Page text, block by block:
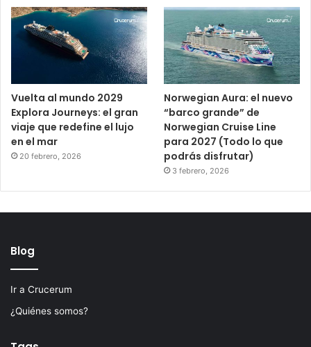
Vuelta al mundo 2029
Explora Journeys: el gran
viaje que redefine el lujo
en el mar
20 febrero, 2026
Norwegian Aura: el nuevo
“barco grande” de
Norwegian Cruise Line
para 2027 (Todo lo que
podrás disfrutar)
3 febrero, 2026
Blog
Ir a Crucerum
¿Quiénes somos?